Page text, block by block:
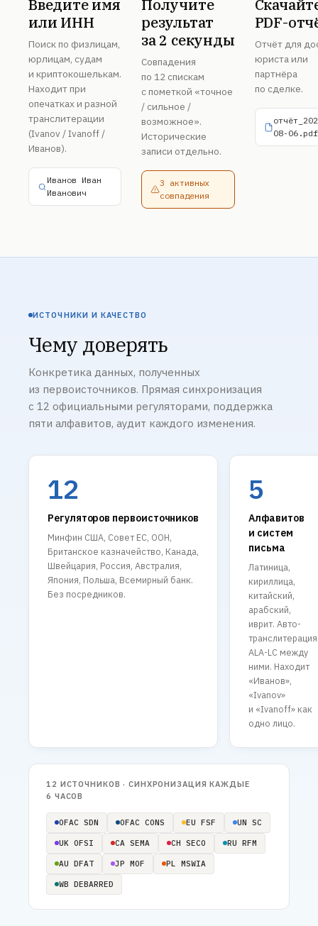
Введите имя
или ИНН
Поиск по физлицам,
юрлицам, судам
и криптокошелькам.
Находит при
опечатках и разной
транслитерации
(Ivanov / Ivanoff /
Иванов).
Иванов Иван
Иванович
Получите
результат
за 2 секунды
Совпадения
по 12 спискам
с пометкой «точное
/ сильное /
возможное».
Исторические
записи отдельно.
3 активных
совпадения
PDF-
Отчёт для
юриста или
партнёра
по сделке.
08-06.pdf
ИСТОЧНИКИ И КАЧЕСТВО
Чему доверять
Конкретика данных, полученных
из первоисточников. Прямая синхронизация
с 12 официальными регуляторами, поддержка
пяти алфавитов, аудит каждого изменения.
12
Регуляторов первоисточников
Минфин США, Совет ЕС, ООН,
Британское казначейство, Канада,
Швейцария, Россия, Австралия,
Япония, Польша, Всемирный банк.
Без посредников.
5
Алфавитов
и систем
письма
Латиница,
кириллица,
китайский,
арабский,
иврит. Авто-
транслитерация
ALA-LC между
ними. Находит
«Иванов»,
«Ivanov»
и «Ivanoff» как
одно лицо.
12 ИСТОЧНИКОВ · СИНХРОНИЗАЦИЯ КАЖДЫЕ
6 ЧАСОВ
OFAC SDN OFAC CONS EU FSF UN SC
UK OFSI CA SEMA CH SECO RU RFM
AU DFAT JP MOF PL MSWIA
WB DEBARRED